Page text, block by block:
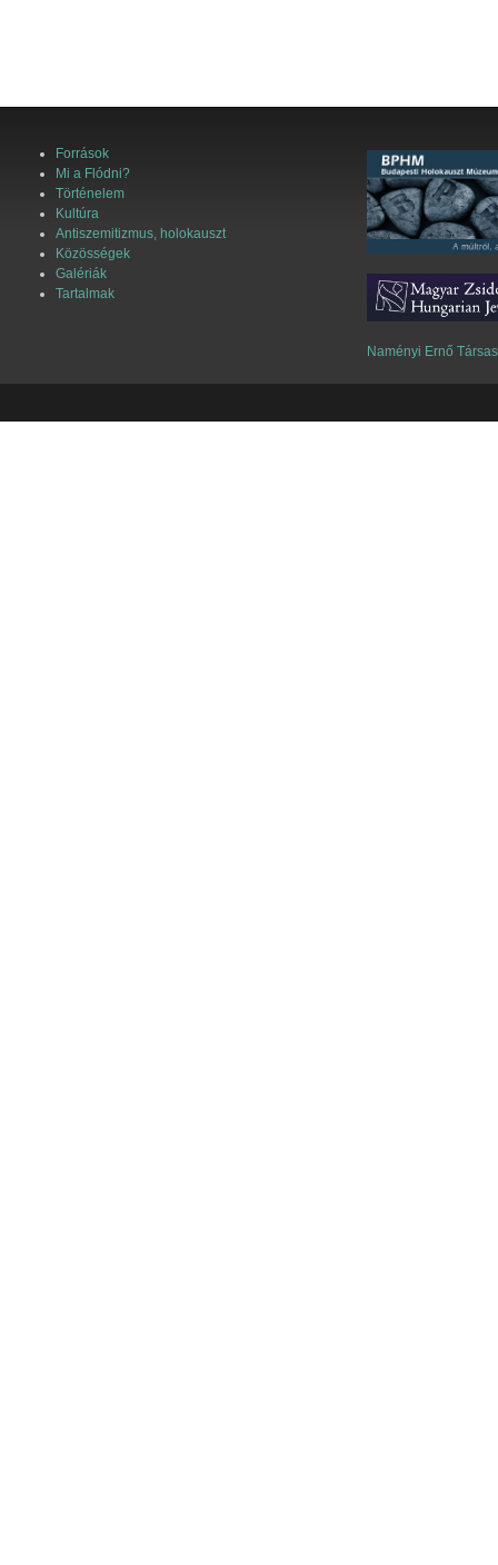
Források
Mi a Flódni?
Történelem
Kultúra
Antiszemitizmus, holokauszt
Közösségek
Galériák
Tartalmak
Naményi Ernő